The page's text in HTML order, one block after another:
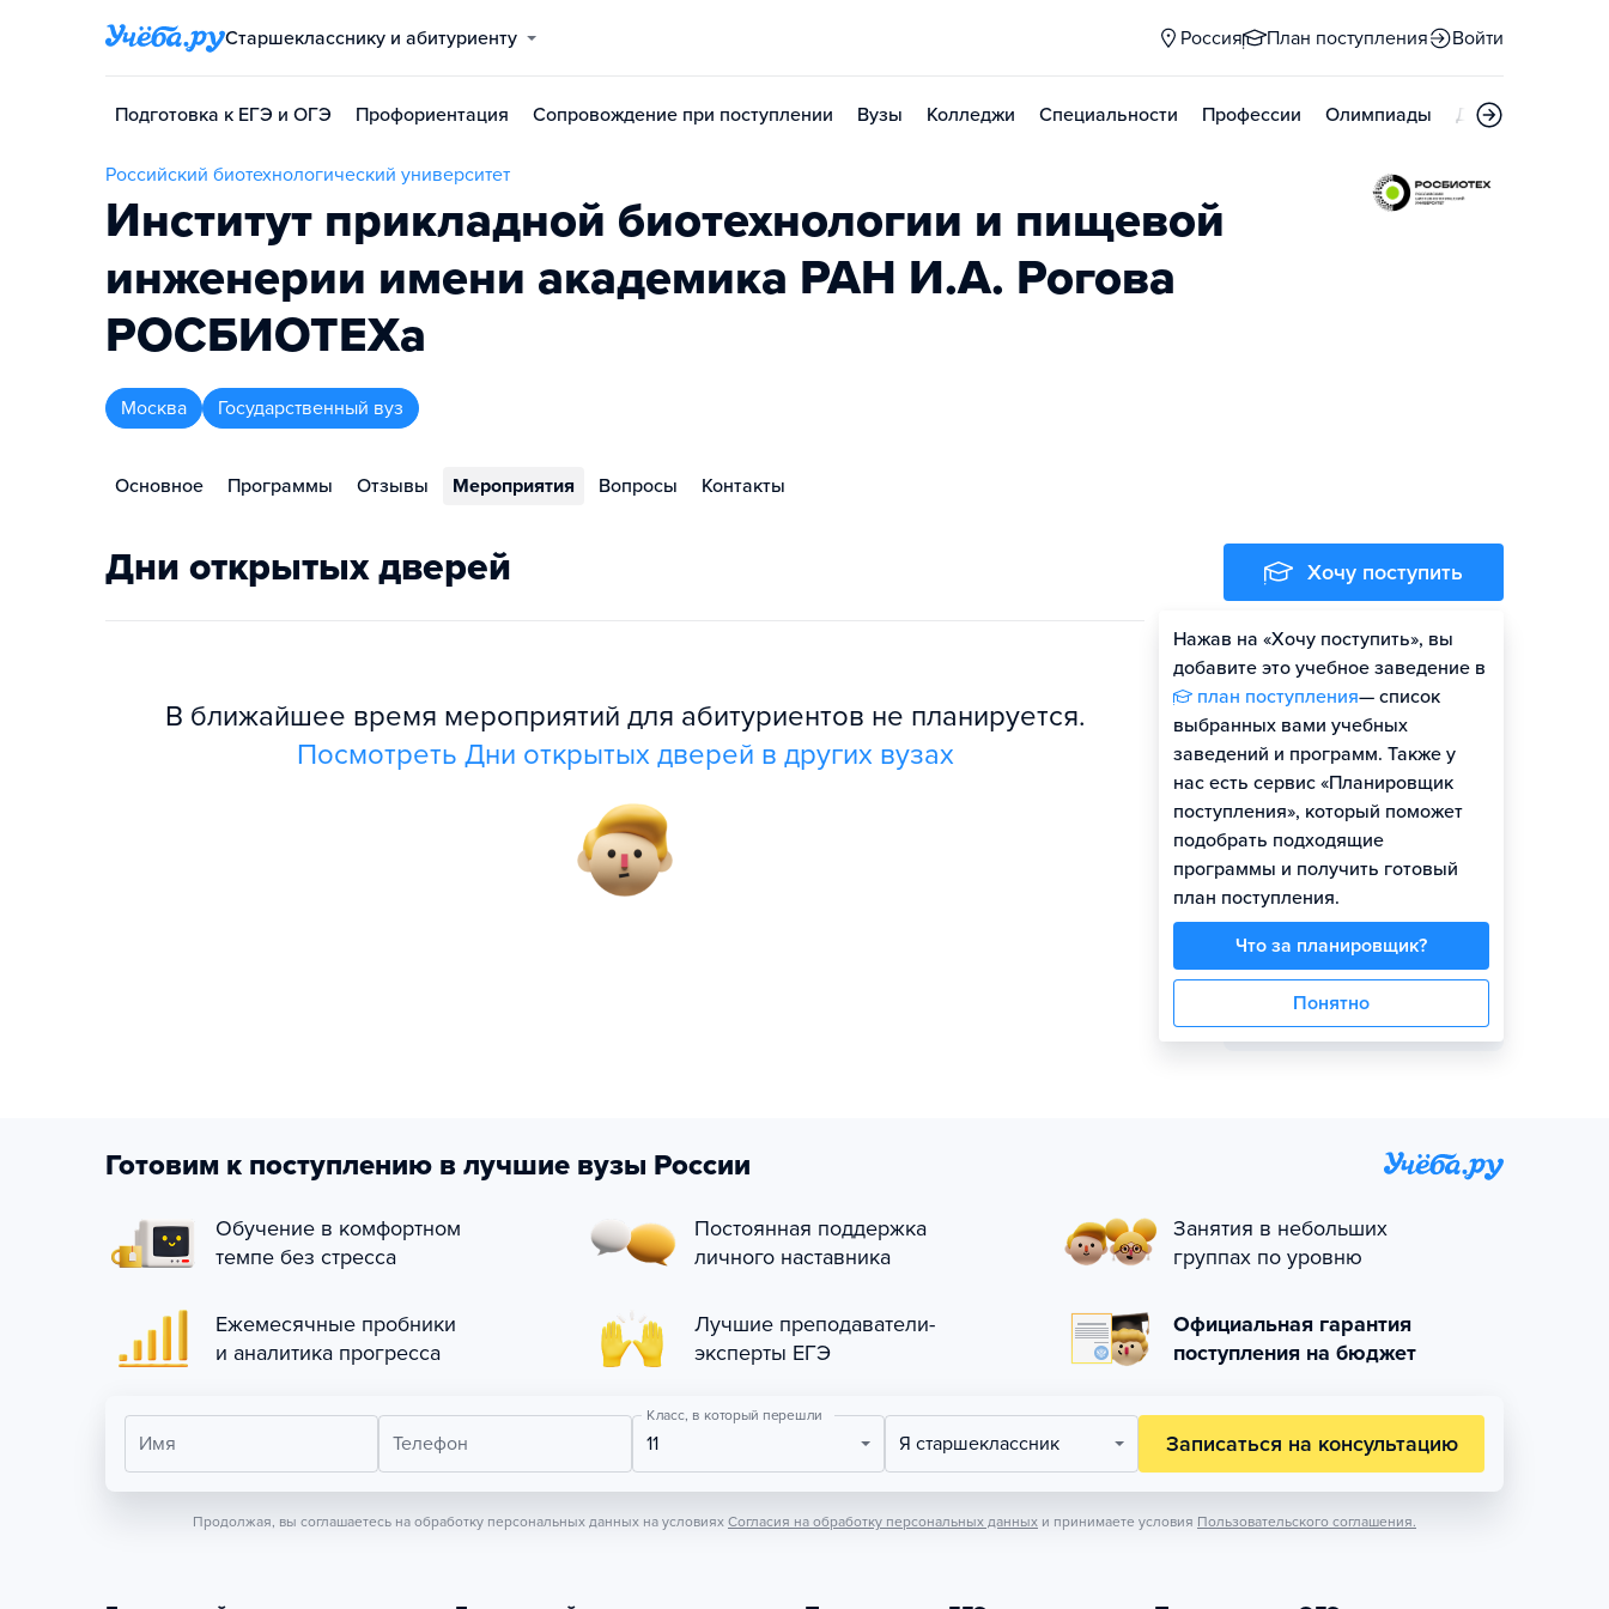
Старшекласснику и абитуриенту Россия План поступления Войти
Подготовка к ЕГЭ и ОГЭ Профориентация Сопровождение при поступлении Вузы Колледжи Специальности Профессии Олимпиады Дни открытых
Российский биотехнологический университет
Институт прикладной биотехнологии и пищевой
инженерии имени академика РАН И.А. Рогова
РОСБИОТЕХа
Москва Государственный вуз
Основное Программы Отзывы Мероприятия Вопросы Контакты
Дни открытых дверей
В ближайшее время мероприятий для абитуриентов не планируется.
Посмотреть Дни открытых дверей в других вузах
Хочу поступить
Нажав на «Хочу поступить», вы
добавите это учебное заведение в
план поступления— список
выбранных вами учебных
заведений и программ. Также у
нас есть сервис «Планировщик
поступления», который поможет
подобрать подходящие
программы и получить готовый
план поступления.
Что за планировщик?
Понятно
Оценить шансы
Представитель вуза
Маргарита Комарова
Задать вопрос
Готовим к поступлению в лучшие вузы России
Обучение в комфортном
темпе без стресса
Постоянная поддержка
личного наставника
Занятия в небольших
группах по уровню
Ежемесячные пробники
и аналитика прогресса
Лучшие преподаватели-
эксперты ЕГЭ
Официальная гарантия
поступления на бюджет
Имя Телефон
Класс, в который перешли
11 Я старшеклассник Записаться на консультацию
Продолжая, вы соглашаетесь на обработку персональных данных на условиях Согласия на обработку персональных данных и принимаете условия Пользовательского соглашения.